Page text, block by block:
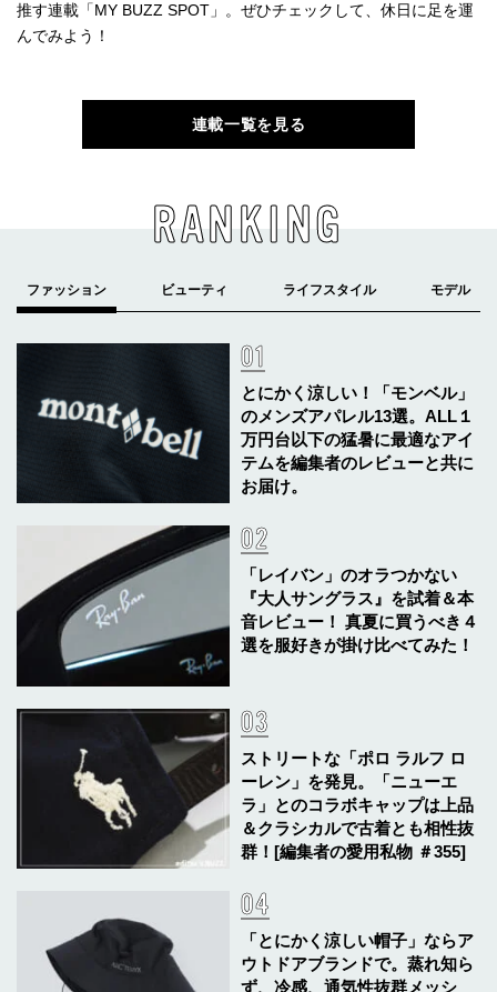
推す連載「MY BUZZ SPOT」。ぜひチェックして、休日に足を運
んでみよう！
連載一覧を見る
RANKING
とにかく涼しい！「モンベル」
のメンズアパレル13選。ALL１
万円台以下の猛暑に最適なアイ
テムを編集者のレビューと共に
お届け。
「レイバン」のオラつかない
『大人サングラス』を試着＆本
音レビュー！ 真夏に買うべき４
選を服好きが掛け比べてみた！
ストリートな「ポロ ラルフ ロ
ーレン」を発見。「ニューエ
ラ」とのコラボキャップは上品
＆クラシカルで古着とも相性抜
群！[編集者の愛用私物 ＃355]
「とにかく涼しい帽子」ならア
ウトドアブランドで。蒸れ知ら
ず、冷感、通気性抜群メッシ